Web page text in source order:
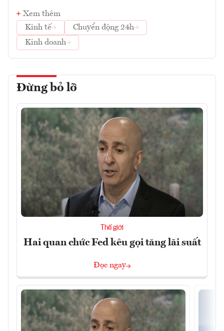
Xem thêm
Kinh tế
Chuyển động 24h
Kinh doanh
Đừng bỏ lỡ
Thế giới
Hai quan chức Fed kêu gọi tăng lãi suất
Đọc ngay